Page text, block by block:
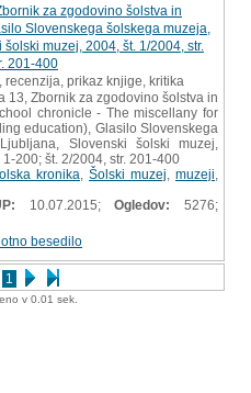
1
za zgodovino šolstva in
Slovenskega šolskega muzeja,
muzej, 2004, št. 1/2004, str.
201-400
recenzija, prikaz knjige, kritika
13, Zbornik za zgodovino šolstva in
chronicle - The miscellany for
education), Glasilo Slovenskega
Slovenski šolski muzej,
1-200; št. 2/2004, str. 201-400
kronika Šolski muzej muzeji
10.07.2015;Ogledov:
5276;
besedilo
v 0.01 sek.